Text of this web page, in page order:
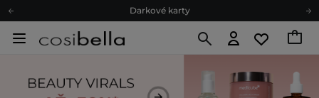
Darkové karty
Doporučovací Program
Darkové karty